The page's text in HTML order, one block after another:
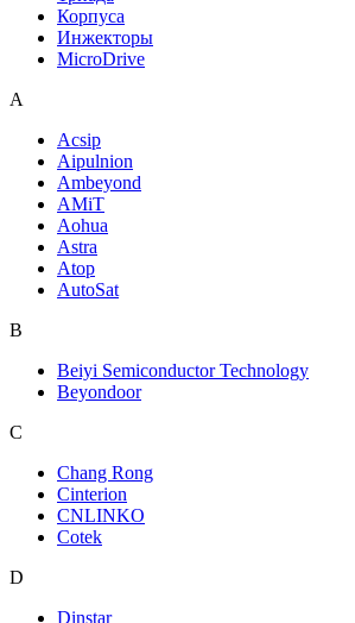
Корпуса
Инжекторы
MicroDrive
A
Acsip
Aipulnion
Ambeyond
AMiT
Aohua
Astra
Atop
AutoSat
B
Beiyi Semiconductor Technology
Beyondoor
C
Chang Rong
Cinterion
CNLINKO
Cotek
D
Dinstar